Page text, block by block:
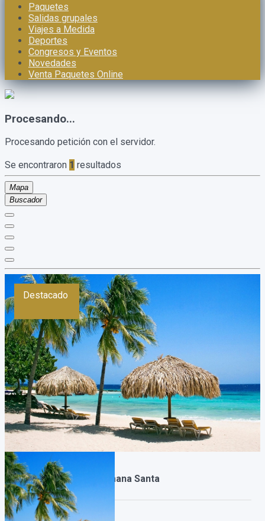
Paquetes
Salidas grupales
Viajes a Medida
Deportes
Congresos y Eventos
Novedades
Venta Paquetes Online
Procesando...
Procesando petición con el servidor.
Se encontraron 1 resultados
Mapa
Buscador
Destacado
Paquete Imbassai Semana Santa
Duración: